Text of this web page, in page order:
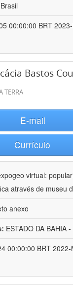
00:00:00 BRT
Bastos
TERRA
E-mail
Currículo
virtual:
através de museu
anexo
ESTADO DA BAHIA
00:00:00 BRT